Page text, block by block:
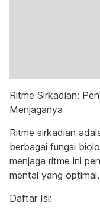
Ritme Sirkadian:
Menjaganya
Ritme sirkadian
berbagai fungsi
menjaga ritme ini
mental yang optimal.
Daftar Isi: